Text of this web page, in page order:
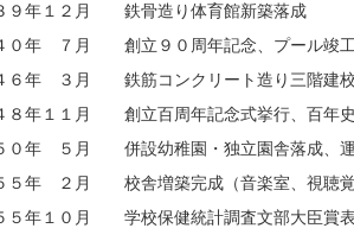
９年１２月 鉄骨造り体育館新築落成
０年 ７月 創立９０周年記念、プール竣工
６年 ３月 鉄筋コンクリート造り三階建
８年１１月 創立百周年記念式挙行、百年史
０年 ５月 併設幼稚園・独立園舎落成、運
５年 ２月 校舎増築完成（音楽室、視聴覚
５年１０月 学校保健統計調査文部大臣賞